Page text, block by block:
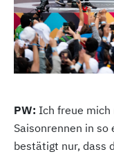
PW: Ich freue mich
Saisonrennen in so
bestätigt nur, dass